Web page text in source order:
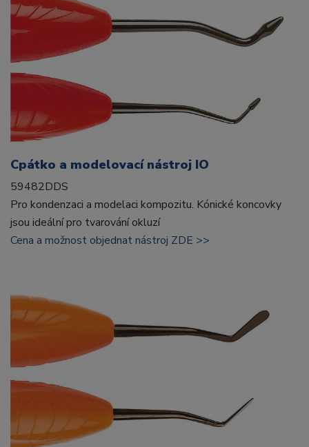
Cpátko a modelovací nástroj IO
59482DDS
Pro kondenzaci a modelaci kompozitu. Kónické koncovky
jsou ideální pro tvarování okluzí
Cena a možnost objednat nástroj ZDE >>